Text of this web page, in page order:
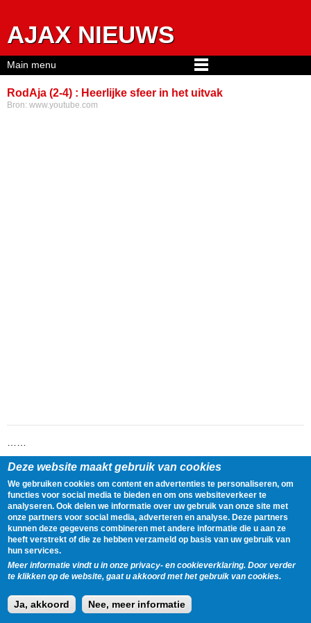
AJAX NIEUWS
RodAja (2-4) : Heerlijke sfeer in het uitvak
Bron: www.youtube.com
Lees het volledige artikel ophttp://www.youtube.com/watch?
v=xV78jlp9hpU&feature=youtube_gdata
Delen Tweet 8 February, 2018 - 02:32
Gegevens
Tags:http://gdata.youtube.com/schemas/2007#video,Sports
Main menu
Ajax Nieuws streeft er naar om een overzicht te geven van het nieuws dat
geplaatst wordt op alle gerespecteerde Ajax websites.
Deze website maakt gebruik van cookies
We gebruiken cookies om content en advertenties te personaliseren, om
functies voor social media te bieden en om ons websiteverkeer te
analyseren. Ook delen we informatie over uw gebruik van onze site met
onze partners voor social media, adverteren en analyse. Deze partners
kunnen deze gegevens combineren met andere informatie die u aan ze
heeft verstrekt of die ze hebben verzameld op basis van uw gebruik van
hun services.
Meer informatie vindt u in onze privacy- en cookieverklaring. Door verder
te klikken op de website, gaat u akkoord met het gebruik van cookies.
Ja, akkoord Nee, meer informatie